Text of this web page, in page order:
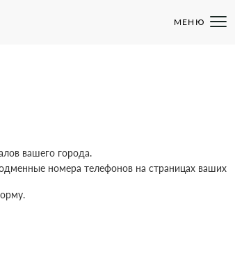
МЕНЮ
вашего города.
номера телефонов на страницах ваших